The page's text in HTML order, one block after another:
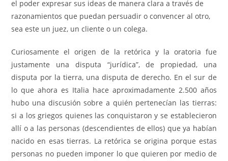
el poder expresar sus ideas de manera clara a través de
razonamientos que puedan persuadir o convencer al otro,
sea este un juez, un cliente o un colega.
Curiosamente el origen de la retórica y la oratoria fue
justamente una disputa “jurídica”, de propiedad, una
disputa por la tierra, una disputa de derecho. En el sur de
lo que ahora es Italia hace aproximadamente 2.500 años
hubo una discusión sobre a quién pertenecían las tierras:
si a los griegos quienes las conquistaron y se establecieron
allí o a las personas (descendientes de ellos) que ya habían
nacido en esas tierras. La retórica se origina porque estas
personas no pueden imponer lo que quieren por medio de